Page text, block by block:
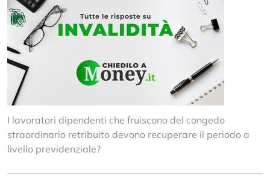
I lavoratori dipendenti che fruiscono del congedo
straordinario retribuito devono recuperare il periodo a
livello previdenziale?